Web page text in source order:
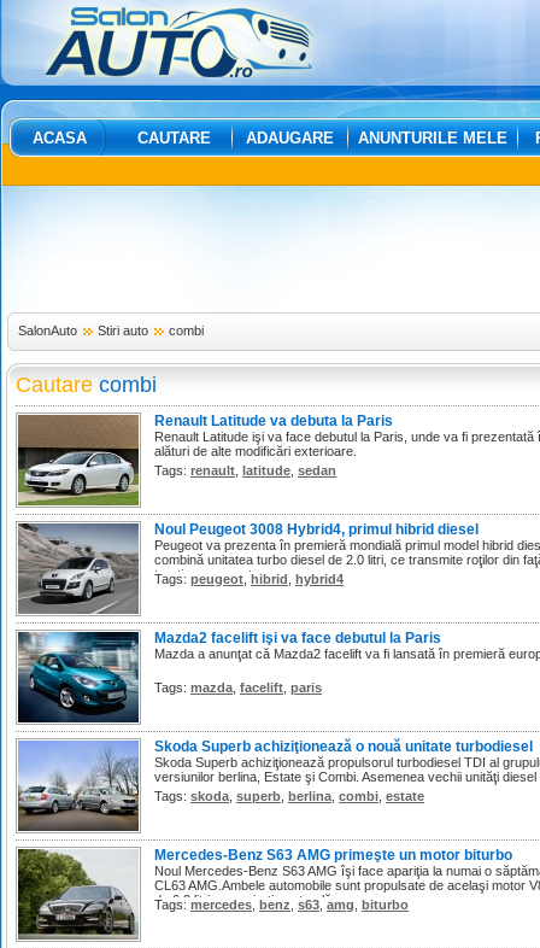
ACASA CAUTARE ADAUGARE ANUNTURILE MELE
SalonAuto Stiri auto combi
Cautare combi
Renault Latitude va debuta la Paris
Renault Latitude işi va face debutul la Paris, unde va fi
alături de alte modificări exterioare.
Tags: renault latitude sedan
Noul Peugeot 3008 Hybrid4, primul hibrid diesel
Peugeot va prezenta în premieră mondială primul model hibrid
combină unitatea turbo diesel de 2.0 litri, ce transmite roţilor din
tracţiune pe spate.
Tags: peugeot hibrid hybrid4
Mazda2 facelift işi va face debutul la Paris
Mazda a anunţat că Mazda2 facelift va fi lansată în premieră
Tags: mazda facelift paris
Skoda Superb achiziţionează o nouă unitate turbodiesel
Skoda Superb achiziţionează propulsorul turbodiesel TDI al
versiunilor berlina, Estate şi Combi. Asemenea vechii unităţi diesel
Tags: skoda superb berlina combi estate
Mercedes-Benz S63 AMG primeşte un motor biturbo
Noul Mercedes-Benz S63 AMG îşi face apariţia la numai o
CL63 AMG.Ambele automobile sunt propulsate de acelaşi motor
de 6.2 litri cu aspiraţie naturală.
Tags: mercedes benz s63 amg biturbo